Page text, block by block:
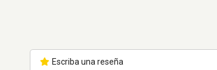
Escriba una reseña